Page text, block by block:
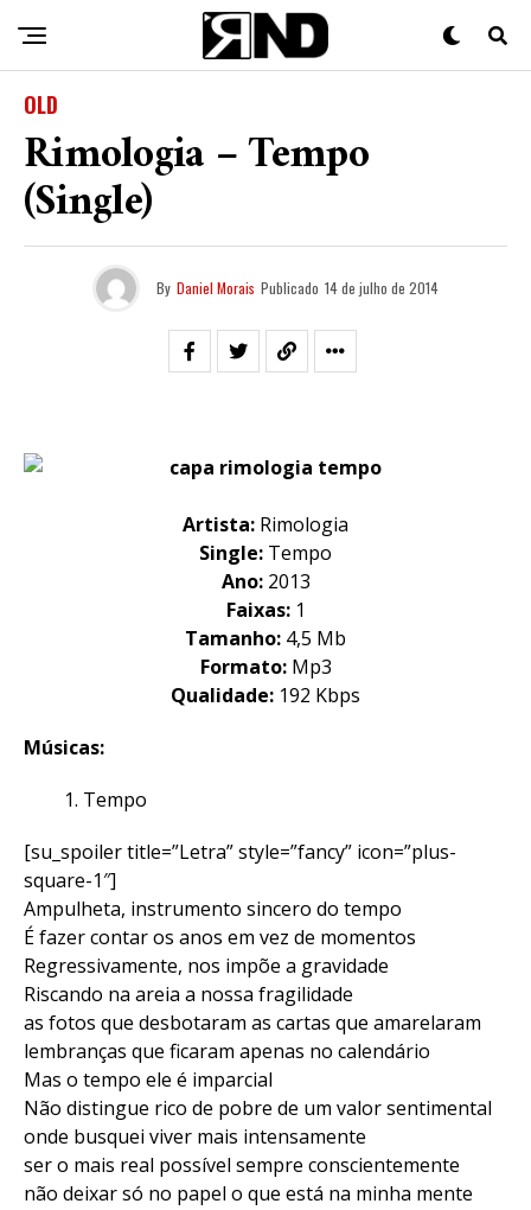
OLD
Rimologia – Tempo
(Single)
By Daniel Morais Publicado 14 de julho de 2014
Artista: Rimologia
Single: Tempo
Ano:2013
Faixas:1
Tamanho: 4,5 Mb
Formato:Mp3
Qualidade: 192 Kbps
Músicas:
Tempo
[su_spoiler title=”Letra” style=”fancy” icon=”plus-
square-1″]
Ampulheta, instrumento sincero do tempo
É fazer contar os anos em vez de momentos
Regressivamente, nos impõe a gravidade
Riscando na areia a nossa fragilidade
as fotos que desbotaram as cartas que amarelaram
lembranças que ficaram apenas no calendário
Mas o tempo ele é imparcial
Não distingue rico de pobre de um valor sentimental
onde busquei viver mais intensamente
ser o mais real possível sempre conscientemente
não deixar só no papel o que está na minha mente